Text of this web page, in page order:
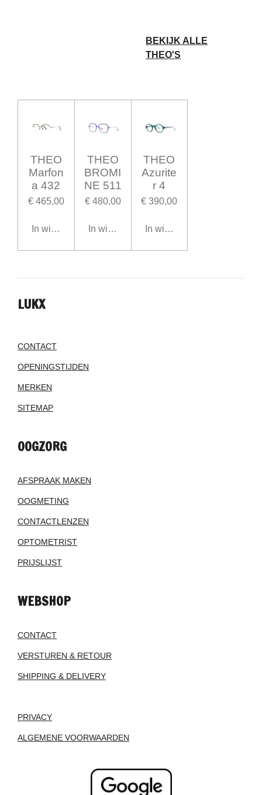
BEKIJK ALLE
THEO'S
THEO
Marfon
a 432
€ 465,00
In winkelwagen
THEO
BROMI
NE 511
€ 480,00
In winkelwagen
THEO
Azurite
r 4
€ 390,00
In winkelwagen
LUKX
CONTACT
OPENINGSTIJDEN
MERKEN
SITEMAP
OOGZORG
AFSPRAAK MAKEN
OOGMETING
CONTACTLENZEN
OPTOMETRIST
PRIJSLIJST
WEBSHOP
CONTACT
VERSTUREN & RETOUR
SHIPPING & DELIVERY
PRIVACY
ALGEMENE VOORWAARDEN